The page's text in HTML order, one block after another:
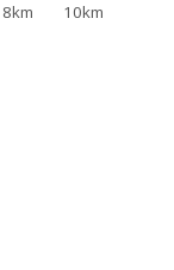
8km 10km